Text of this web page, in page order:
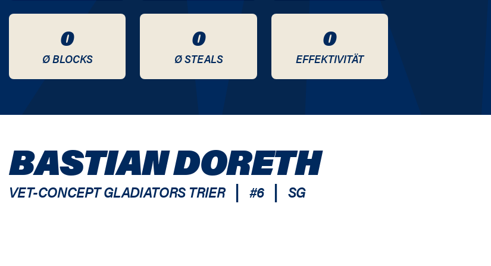
0
Ø BLOCKS
0
Ø STEALS
0
EFFEKTIVITÄT
BASTIAN DORETH
VET-CONCEPT GLADIATORS TRIER | #6 | SG